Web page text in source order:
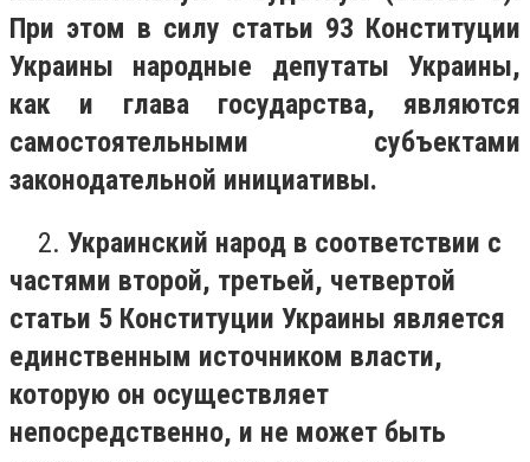
При этом в силу статьи 93 Конституции
Украины народные депутаты Украины,
как и глава государства, являются
самостоятельными субъектами
законодательной инициативы.
2. Украинский народ в соответствии с
частями второй, третьей, четвертой
статьи 5 Конституции Украины является
единственным источником власти,
которую он осуществляет
непосредственно, и не может быть